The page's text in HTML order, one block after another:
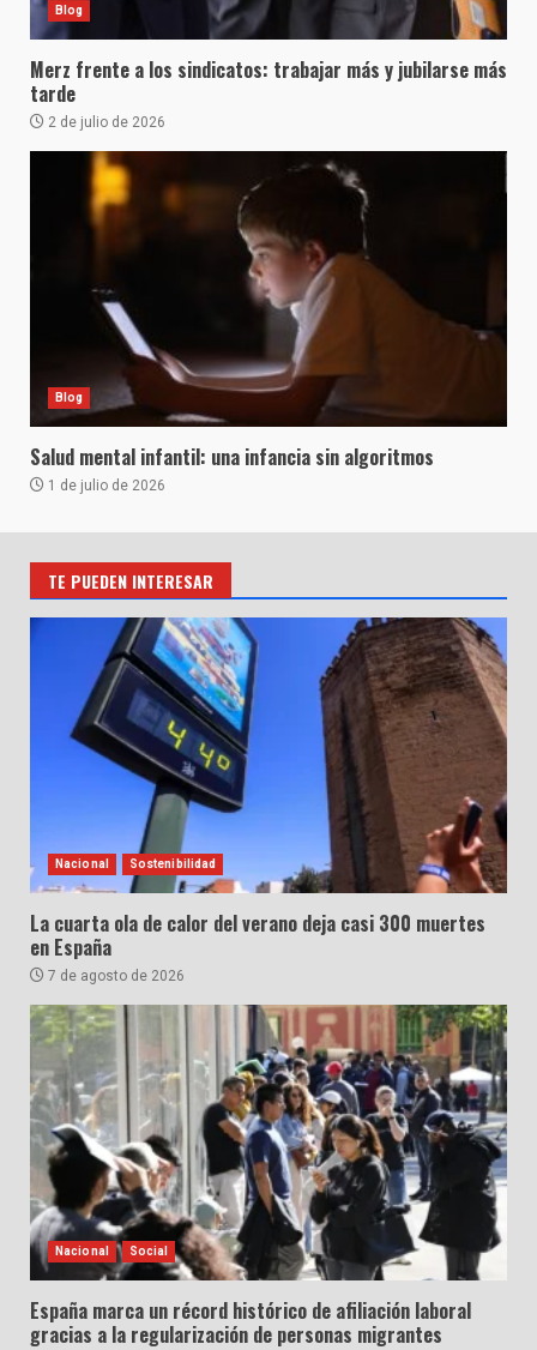
Blog
Merz frente a los sindicatos: trabajar más y jubilarse más
tarde
2 de julio de 2026
Blog
Salud mental infantil: una infancia sin algoritmos
1 de julio de 2026
TE PUEDEN INTERESAR
Nacional Sostenibilidad
La cuarta ola de calor del verano deja casi 300 muertes
en España
7 de agosto de 2026
Nacional Social
España marca un récord histórico de afiliación laboral
gracias a la regularización de personas migrantes